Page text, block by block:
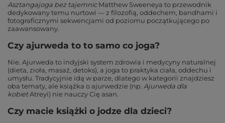
Asztangajoga bez tajemnic Matthew Sweeneya to przewodnik
dedykowany temu nurtowi — z filozofią, oddechem, bandhami i
fotograficznymi sekwencjami od poziomu początkującego po
zaawansowany.
Czy ajurweda to to samo co joga?
Nie. Ajurweda to indyjski system zdrowia i medycyny naturalnej
(dieta, zioła, masaż, detoks), a joga to praktyka ciała, oddechu i
umysłu. Tradycyjnie idą w parze, dlatego w kategorii znajdziesz
oba tematy, ale książka o ajurwedzie (np. Ajurweda dla
kobietAtreyi) nie nauczy Cię asan.
Czy macie książki o jodze dla dzieci?